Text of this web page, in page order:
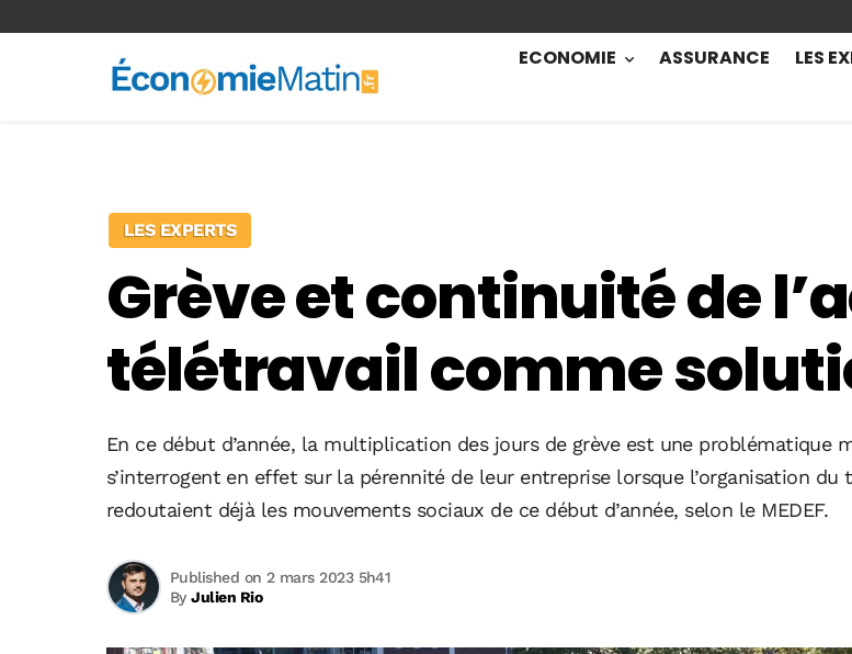
ECONOMIE ASSURANCE LES
LES EXPERTS
Grève et continuité de
télétravail comme
En ce début d’année, la multiplication des jours de grève est une problématique
s’interrogent en effet sur la pérennité de leur entreprise lorsque l’organisation
redoutaient déjà les mouvements sociaux de ce début d’année, selon le MEDEF.
ByJulien Rio
Published on 2 mars 2023 5h41